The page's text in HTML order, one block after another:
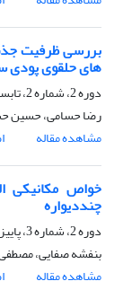
بررسی ظرفیت
های حلقوی پودی
دوره 2، شماره 2، تابستان 1391، صفحه
رضا حسامی، حسین
مشاهده مقاله
خواص مکانیکی
چنددیواره
دوره 2، شماره 3، پاییز 1391، صفحه
بنفشه صفایی،
مشاهده مقاله